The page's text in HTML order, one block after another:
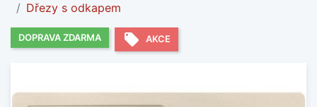
Dřezy s odkapem
DOPRAVA ZDARMA local_offer AKCE